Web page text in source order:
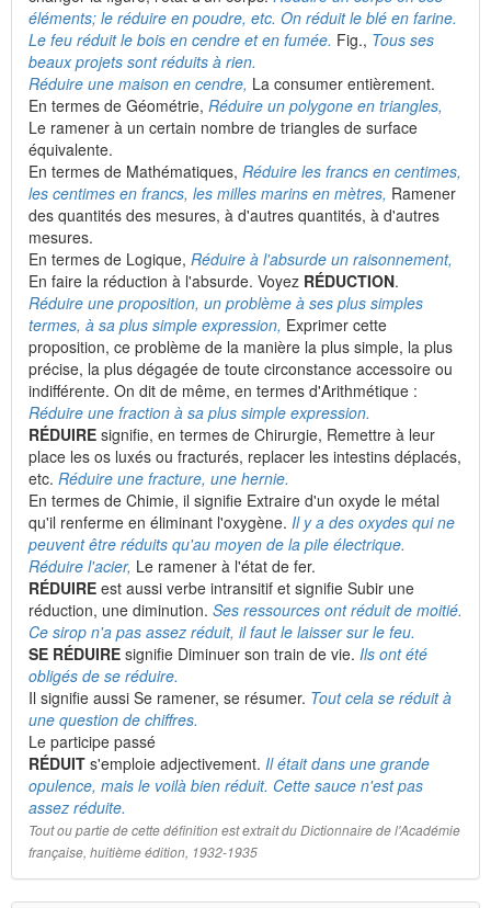
éléments; le réduire en poudre, etc. On réduit le blé en farine.
Le feu réduit le bois en cendre et en fumée. Fig., Tous ses
beaux projets sont réduits à rien.
Réduire une maison en cendre, La consumer entièrement.
En termes de Géométrie, Réduire un polygone en triangles,
Le ramener à un certain nombre de triangles de surface
équivalente.
En termes de Mathématiques, Réduire les francs en centimes,
les centimes en francs, les milles marins en mètres, Ramener
des quantités des mesures, à d'autres quantités, à d'autres
mesures.
En termes de Logique, Réduire à l'absurde un raisonnement,
En faire la réduction à l'absurde. Voyez RÉDUCTION.
Réduire une proposition, un problème à ses plus simples
termes, à sa plus simple expression, Exprimer cette
proposition, ce problème de la manière la plus simple, la plus
précise, la plus dégagée de toute circonstance accessoire ou
indifférente. On dit de même, en termes d'Arithmétique :
Réduire une fraction à sa plus simple expression.
RÉDUIRE signifie, en termes de Chirurgie, Remettre à leur
place les os luxés ou fracturés, replacer les intestins déplacés,
etc. Réduire une fracture, une hernie.
En termes de Chimie, il signifie Extraire d'un oxyde le métal
qu'il renferme en éliminant l'oxygène. Il y a des oxydes qui ne
peuvent être réduits qu'au moyen de la pile électrique.
Réduire l'acier, Le ramener à l'état de fer.
RÉDUIRE est aussi verbe intransitif et signifie Subir une
réduction, une diminution. Ses ressources ont réduit de moitié.
Ce sirop n'a pas assez réduit, il faut le laisser sur le feu.
SE RÉDUIRE signifie Diminuer son train de vie. Ils ont été
obligés de se réduire.
Il signifie aussi Se ramener, se résumer. Tout cela se réduit à
une question de chiffres.
Le participe passé
RÉDUIT s'emploie adjectivement. Il était dans une grande
opulence, mais le voilà bien réduit. Cette sauce n'est pas
assez réduite.
Tout ou partie de cette définition est extrait du Dictionnaire de l'Académie
française, huitième édition, 1932-1935